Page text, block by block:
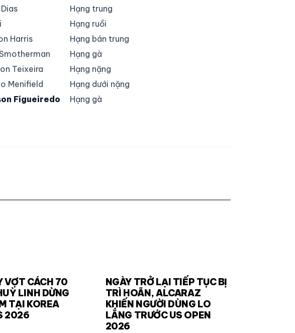
Hạng trung
Hạng ruồi
Harris
Hạng bán trung
Hạng gà
Teixeira
Hạng nặng
Menifield
Hạng dưới nặng
Figueiredo Hạng gà
VỢT CÁCH 70
LINH DỪNG
TẠI KOREA
2026
NGÀY TRỞ LẠI TIẾP TỤC BỊ
TRÌ HOÃN, ALCARAZ
KHIẾN NGƯỜI DÙNG LO
LẮNG TRƯỚC US OPEN
2026